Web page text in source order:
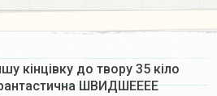
кінцівку до твору 35 кіло
фантастична​ ШВИДШЕЕЕЕ